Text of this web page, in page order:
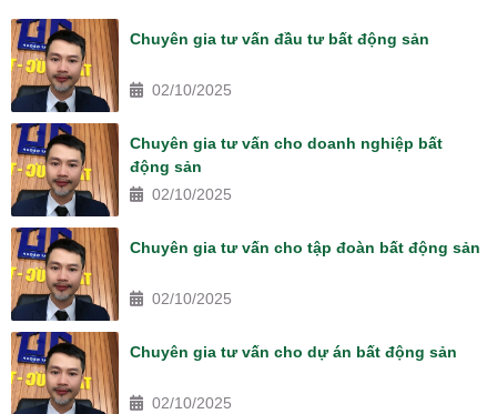
Chuyên gia tư vấn đầu tư bất động sản
02/10/2025
Chuyên gia tư vấn cho doanh nghiệp bất
động sản
02/10/2025
Chuyên gia tư vấn cho tập đoàn bất động sản
02/10/2025
Chuyên gia tư vấn cho dự án bất động sản
02/10/2025